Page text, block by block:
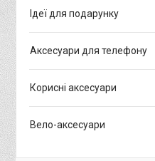
Ідеї для подарунку
Аксесуари для телефону
Корисні аксесуари
Вело-аксесуари